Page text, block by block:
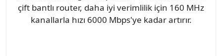
çift bantlı router, daha iyi verimlilik için 160 MHz
kanallarla hızı 6000 Mbps'ye kadar artırır.